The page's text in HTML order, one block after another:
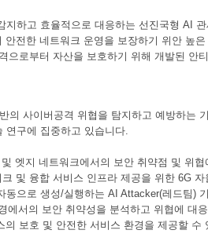
하고 효율적으로 대응하는 선진국형 AI
전한 네트워크 운영을 보장하기 위안 높
으로부터 자산을 보호하기 위해 개발된 안
의 사이버공격 위협을 탐지하고 예방하는
연구에 집중하고 있습니다.
엣지 네트워크에서의 보안 취약점 및 위
및 융합 서비스 인프라 제공을 위한 6G
으로 생성/실행하는 AI Attacker(레드팀)
서의 보안 취약성을 분석하고 위협에 대
보호 및 안전한 서비스 환경을 제공할 수